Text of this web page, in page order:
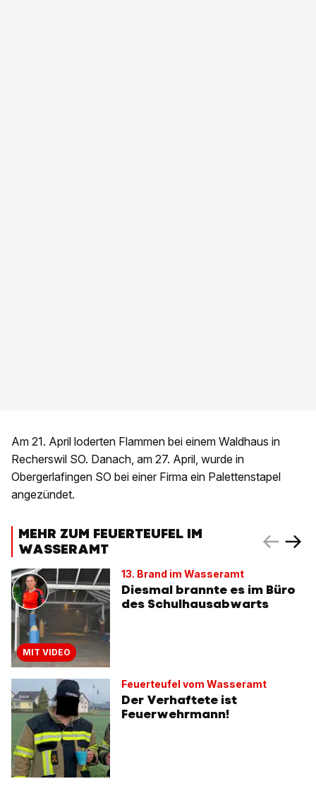
Am 21. April loderten Flammen bei einem Waldhaus in
Recherswil SO. Danach, am 27. April, wurde in
Obergerlafingen SO bei einer Firma ein Palettenstapel
angezündet.
MEHR ZUM FEUERTEUFEL IM
WASSERAMT
MIT VIDEO
13. Brand im Wasseramt
Diesmal brannte es im Büro
des Schulhausabwarts
Feuerteufel vom Wasseramt
Der Verhaftete ist
Feuerwehrmann!